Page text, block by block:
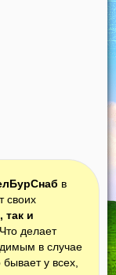
в
своих
так и
делает
в случае
у всех,